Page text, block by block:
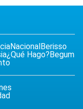
NacionalBerisso
¿Qué Hago?Begum